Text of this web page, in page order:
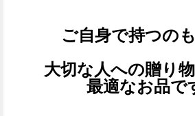
ご自身で持つの
大切な人への贈り
最適なお品で